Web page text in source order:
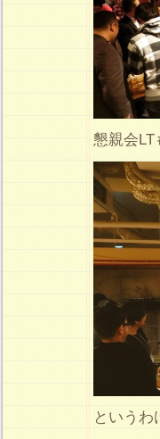
懇親会LT
というわ